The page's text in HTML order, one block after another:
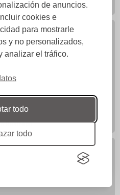
de anuncios.
cookies e
para mostrarle
y no personalizados,
analizar el tráfico.
todo
todo
DIA 5 DE ABRIL
Restrepo